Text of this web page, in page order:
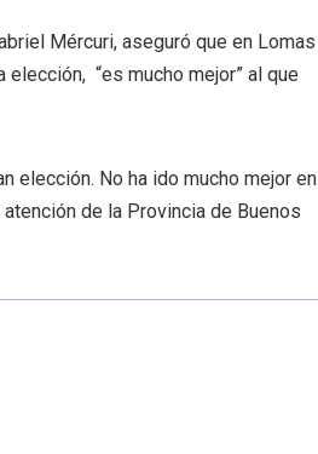
Mércuri, aseguró que en Lomas
“es mucho mejor” al que
elección. No ha ido mucho mejor en
de la Provincia de Buenos